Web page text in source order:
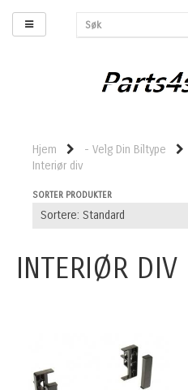
Hjem - Velg Din Biltype
Interiør div
SORTER PRODUKTER
INTERIØR DIV